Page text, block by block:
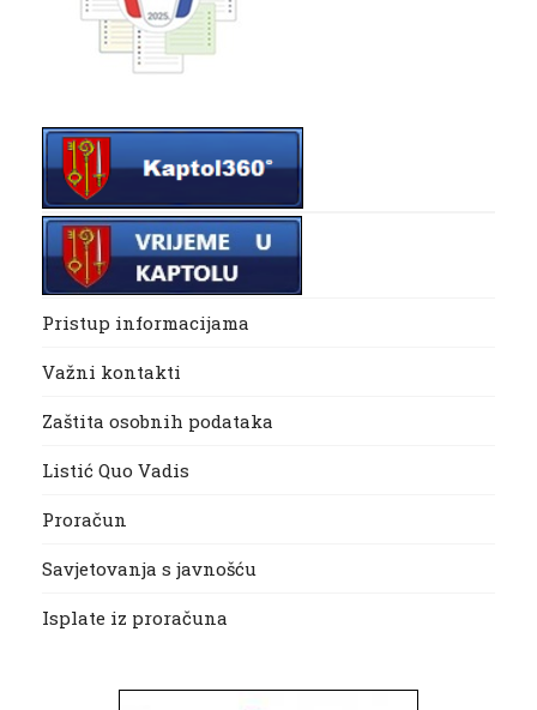
Pristup informacijama
Važni kontakti
Zaštita osobnih podataka
Listić Quo Vadis
Proračun
Savjetovanja s javnošću
Isplate iz proračuna